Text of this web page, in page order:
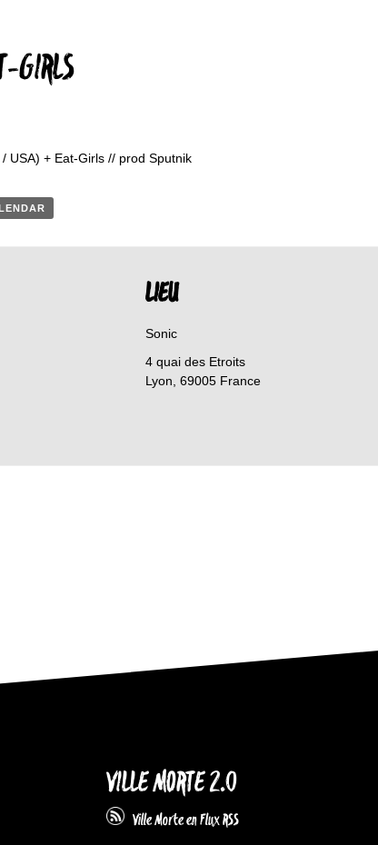
GIRLS
USA) + Eat-Girls // prod Sputnik
LIEU
Sonic
4 quai des Etroits
Lyon 69005 France
VILLE MORTE 2.0
Ville Morte en Flux RSS